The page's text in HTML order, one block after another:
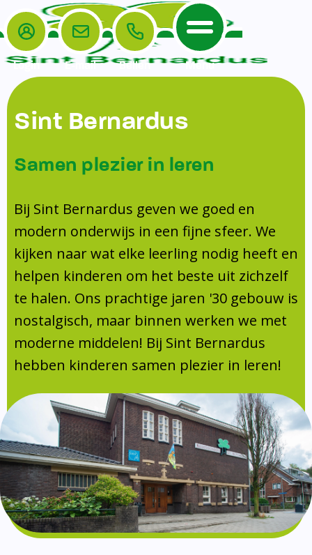
Home
De School
Veiligheidsplan
Onderwijs
Leerlingenraad
Leerlingenzorg
Doorstroomtoets
Jeugdprofessional op school
Centrum Jeugd en Gezin
Schoollogopedie
schoolondersteuningsprofiel
Schooltijden
Absentie
Vakanties
Aanmelden
Schoolgids
Gezonde school
Kinderopvang
BSO
Routebeschrijving
Privacy
Het Team
Ouders
Ouders
TussenSchoolse Opvang (TSO)
Ouderraad (OR)
Medezeggenschapsraad (MR)
Formulieren
Klachtenregeling
Contact
Login E-mail Bellen Menu
Sint Bernardus
Samen plezier in leren
Bij Sint Bernardus geven we goed en
modern onderwijs in een fijne sfeer. We
kijken naar wat elke leerling nodig heeft en
helpen kinderen om het beste uit zichzelf
te halen. Ons prachtige jaren '30 gebouw is
nostalgisch, maar binnen werken we met
moderne middelen! Bij Sint Bernardus
hebben kinderen samen plezier in leren!